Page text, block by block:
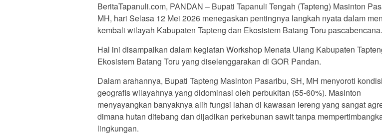
BeritaTapanuli.com, PANDAN – Bupati Tapanuli Tengah (Tapteng) Masinton
MH, hari Selasa 12 Mei 2026 menegaskan pentingnya langkah nyata dalam
kembali wilayah Kabupaten Tapteng dan Ekosistem Batang Toru pascabencana.
Hal ini disampaikan dalam kegiatan Workshop Menata Ulang Kabupaten
Ekosistem Batang Toru yang diselenggarakan di GOR Pandan.
Dalam arahannya, Bupati Tapteng Masinton Pasaribu, SH, MH menyoroti kondisi
geografis wilayahnya yang didominasi oleh perbukitan (55-60%). Masinton
menyayangkan banyaknya alih fungsi lahan di kawasan lereng yang sangat
dimana hutan ditebang dan dijadikan perkebunan sawit tanpa
lingkungan.